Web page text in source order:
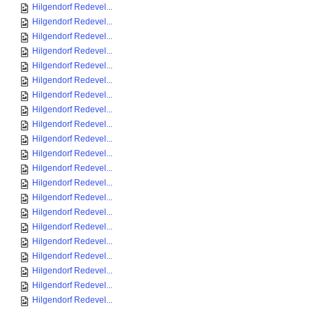
Hilgendorf Redevel...
Hilgendorf Redevel...
Hilgendorf Redevel...
Hilgendorf Redevel...
Hilgendorf Redevel...
Hilgendorf Redevel...
Hilgendorf Redevel...
Hilgendorf Redevel...
Hilgendorf Redevel...
Hilgendorf Redevel...
Hilgendorf Redevel...
Hilgendorf Redevel...
Hilgendorf Redevel...
Hilgendorf Redevel...
Hilgendorf Redevel...
Hilgendorf Redevel...
Hilgendorf Redevel...
Hilgendorf Redevel...
Hilgendorf Redevel...
Hilgendorf Redevel...
Hilgendorf Redevel...